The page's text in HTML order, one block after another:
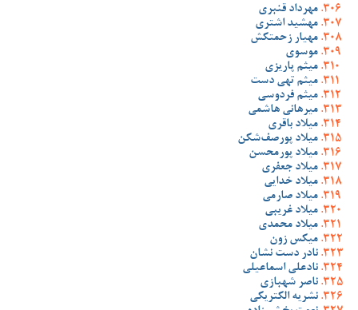
مهرداد قنبری
مهشید اشتری
مهیار زحمتکش
موسوی
میثم پاریزی
میثم تهی دست
میثم فردوسی
میرهانی هاشمی
میلاد باقری
میلاد پورصف‌شکن
میلاد پورمحسن
میلاد جعفری
میلاد خدایی
میلاد صارمی
میلاد غریبی
میلاد محمدی
میکس زون
نادر دست نشان
نادعلی اسماعیلی
ناصر شهبازی
نشریه الکتریکی